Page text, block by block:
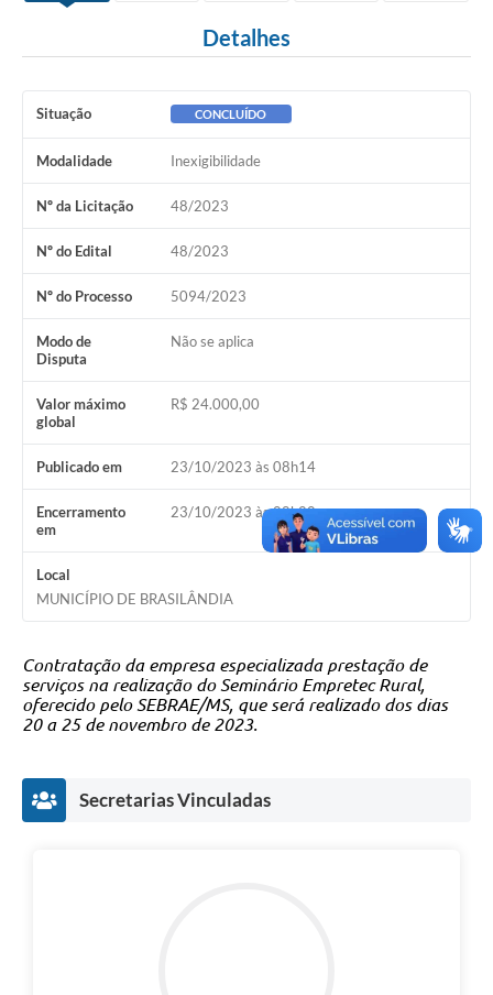
Outros Editais
Plano de Contratações Anual
Formulário
Agenda
Contato
Detalhes
Situação CONCLUÍDO
Modalidade Inexigibilidade
Nº da Licitação 48/2023
Nº do Edital 48/2023
Nº do Processo 5094/2023
Modo de
Disputa
Não se aplica
Valor máximo
global
R$ 24.000,00
Publicado em 23/10/2023 às 08h14
Encerramento
em
23/10/2023 às 08h20
Local
MUNICÍPIO DE BRASILÂNDIA
Contratação da empresa especializada prestação de
serviços na realização do Seminário Empretec Rural,
oferecido pelo SEBRAE/MS, que será realizado dos dias
20 a 25 de novembro de 2023.
Secretarias Vinculadas